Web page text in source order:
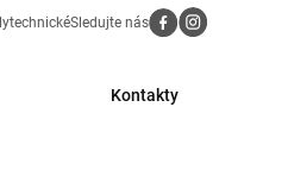
Sledujte nás
Kontakty